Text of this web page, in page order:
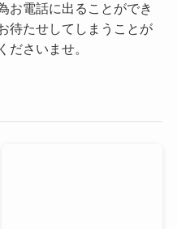
お電話に出ることができ
待たせしてしまうことが
ださいませ。